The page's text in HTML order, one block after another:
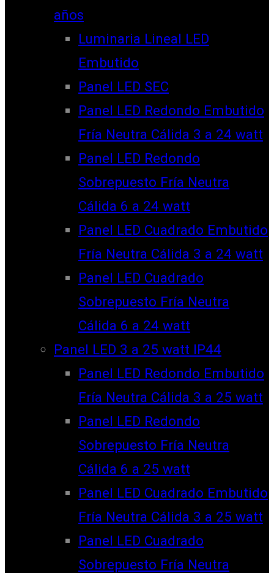
años
Luminaria Lineal LED
Embutido
Panel LED SEC
Panel LED Redondo Embutido
Fría Neutra Cálida 3 a 24 watt
Panel LED Redondo
Sobrepuesto Fría Neutra
Cálida 6 a 24 watt
Panel LED Cuadrado Embutido
Fría Neutra Cálida 3 a 24 watt
Panel LED Cuadrado
Sobrepuesto Fría Neutra
Cálida 6 a 24 watt
Panel LED 3 a 25 watt IP44
Panel LED Redondo Embutido
Fría Neutra Cálida 3 a 25 watt
Panel LED Redondo
Sobrepuesto Fría Neutra
Cálida 6 a 25 watt
Panel LED Cuadrado Embutido
Fría Neutra Cálida 3 a 25 watt
Panel LED Cuadrado
Sobrepuesto Fría Neutra